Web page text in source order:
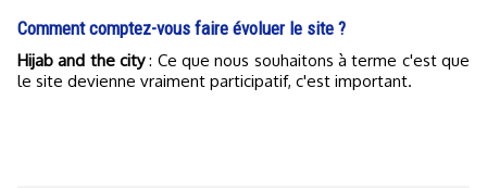
Comment comptez-vous faire évoluer le site ?
Hijab and the city: Ce que nous souhaitons à terme c'est que
le site devienne vraiment participatif, c'est important.